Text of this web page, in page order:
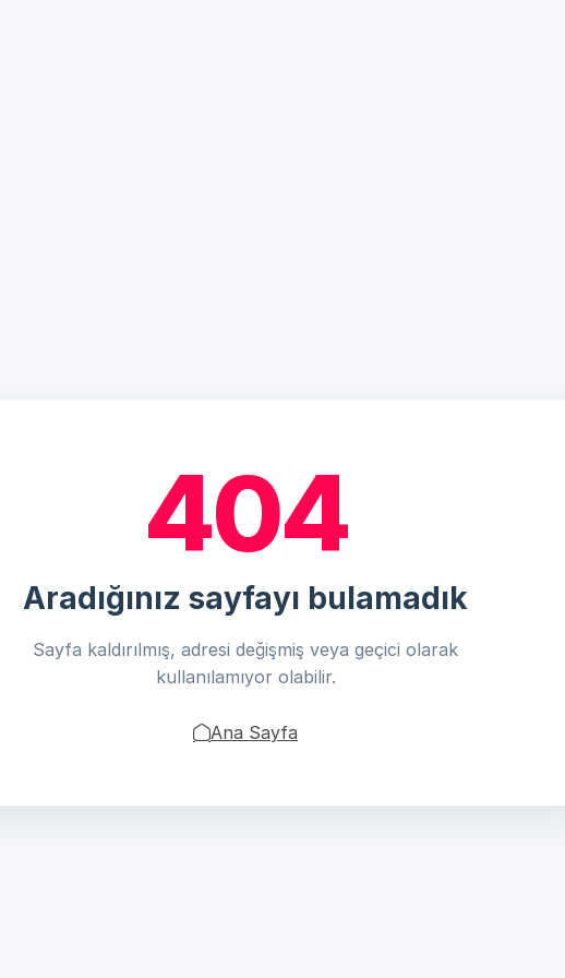
404
Aradığınız sayfayı bulamadık
Sayfa kaldırılmış, adresi değişmiş veya geçici olarak
kullanılamıyor olabilir.
Ana Sayfa